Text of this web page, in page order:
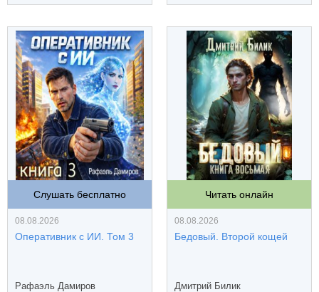
Слушать бесплатно
08.08.2026
Оперативник с ИИ. Том 3
Рафаэль Дамиров
Читать онлайн
08.08.2026
Бедовый. Второй кощей
Дмитрий Билик